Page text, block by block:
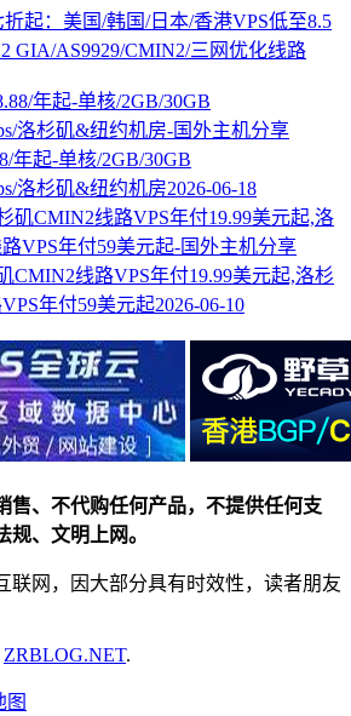
折起：美国/韩国/日本/香港VPS低至8.5
GIA/AS9929/CMIN2/三网优化线路
年起-单核/2GB/30GB
洛杉矶&纽约机房2026-06-18
CMIN2线路VPS年付19.99美元起,洛杉
年付59美元起2026-06-10
售、不代购任何产品，不提供任何支
、文明上网。
联网，因大部分具有时效性，读者朋友
ZRBLOG.NET.
图